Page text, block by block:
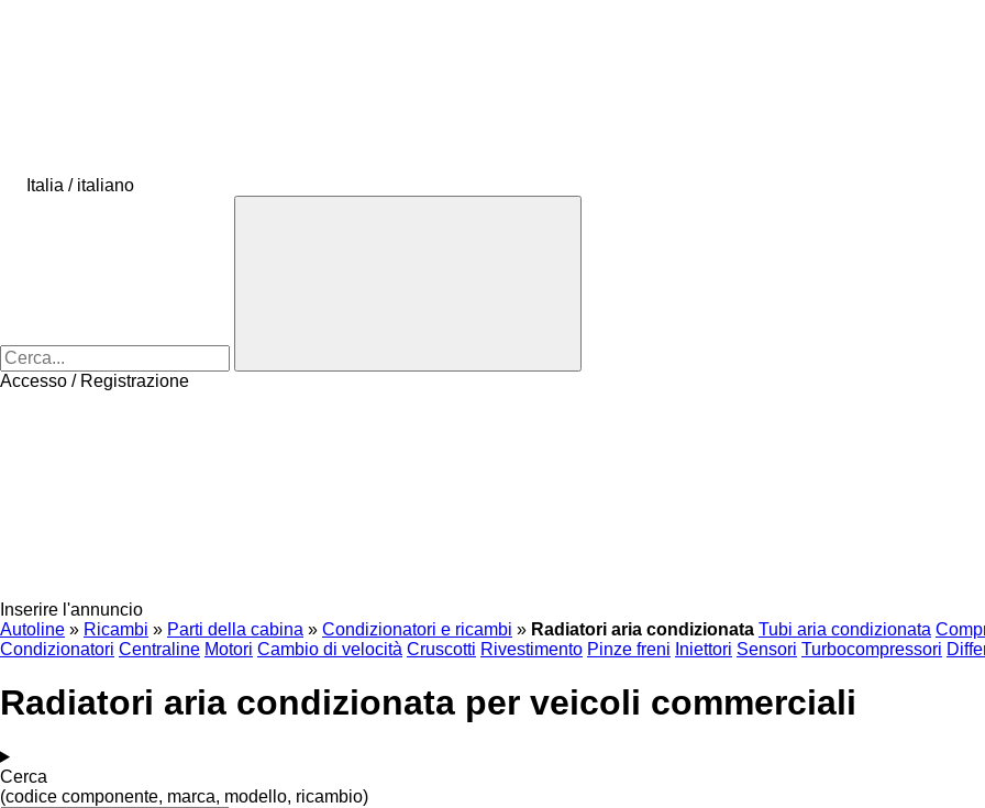
Italia / italiano
Accesso / Registrazione
Inserire l'annuncio
Autoline » Ricambi » Parti della cabina » Condizionatori e ricambi » Radiatori aria condizionata Tubi aria condizionata
Condizionatori Centraline Motori Cambio di velocità Cruscotti Rivestimento Pinze freni Iniettori Sensori Turbocompressori
Radiatori aria condizionata per veicoli commerciali
Cerca
(codice componente, marca, modello, ricambio)